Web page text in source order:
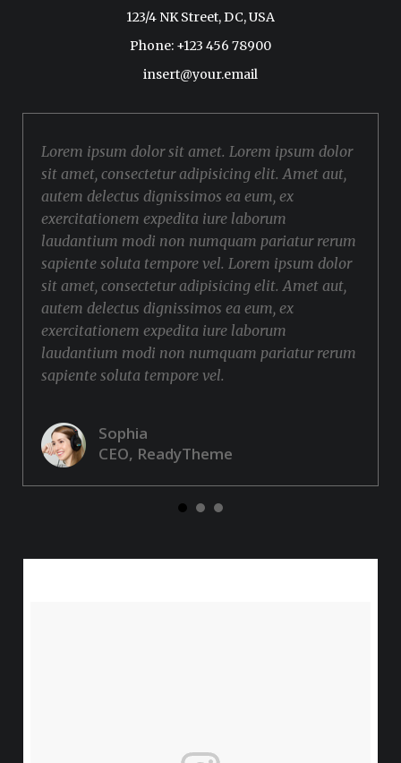
123/4 NK Street, DC, USA
Phone: +123 456 78900
insert@your.email
Lorem ipsum dolor sit amet. Lorem ipsum dolor
sit amet, consectetur adipisicing elit. Amet aut,
autem delectus dignissimos ea eum, ex
exercitationem expedita iure laborum
laudantium modi non numquam pariatur rerum
sapiente soluta tempore vel. Lorem ipsum dolor
sit amet, consectetur adipisicing elit. Amet aut,
autem delectus dignissimos ea eum, ex
exercitationem expedita iure laborum
laudantium modi non numquam pariatur rerum
sapiente soluta tempore vel.
Sophia
CEO, ReadyTheme